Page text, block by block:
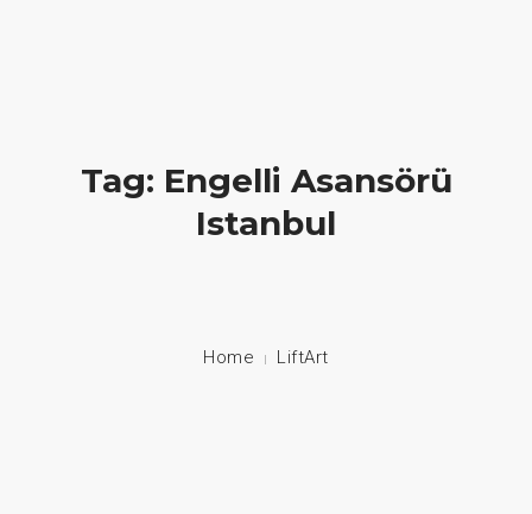
Tag: Engelli Asansörü
Istanbul
Home LiftArt